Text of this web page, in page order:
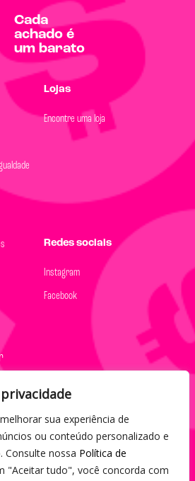
sua experiência de
ou conteúdo personalizado e
Consulte nossa Política de
"Aceitar tudo", você concorda com
Cada
achado é
um barato
Lojas
Encontre uma loja
Redes sociais
Instagram
Facebook
Dinheiro e Pix